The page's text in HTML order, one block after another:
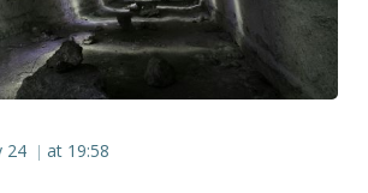
24 | at 19:58